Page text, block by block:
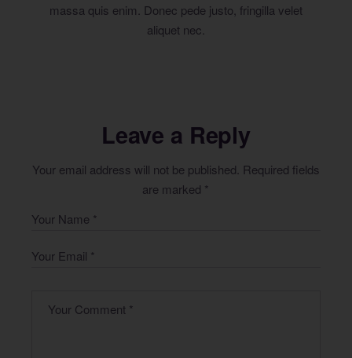
massa quis enim. Donec pede justo, fringilla velet
aliquet nec.
Leave a Reply
Your email address will not be published. Required fields
are marked *